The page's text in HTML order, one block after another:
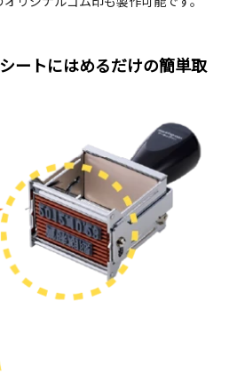
ートにはめるだけの簡単取